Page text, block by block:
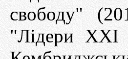
свободу"
"Лідери XXІ